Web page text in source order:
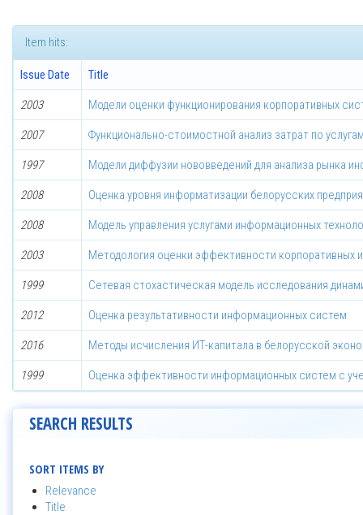
Item hits:
Issue Date Title
2003 Модели оценки функционирования корпоративных
2007 Функционально-стоимостной анализ затрат по
1997 Модели диффузии нововведений для анализа рынка
2008 Оценка уровня информатизации белорусских
2008 Модель управления услугами информационных
2003 Методология оценки эффективности корпоративных
1999 Сетевая стохастическая модель исследования
2012 Оценка результативности информационных систем
2016 Методы исчисления ИТ-капитала в белорусской
1999 Оценка эффективности информационных систем с
SEARCH RESULTS
SORT ITEMS BY
Relevance
Title